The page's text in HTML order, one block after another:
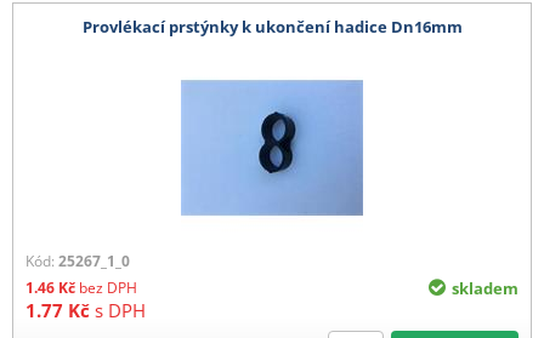
Provlékací prstýnky k ukončení hadice Dn16mm
Kód: 25267_1_0
1.46 Kč bez DPH
1.77 Kč s DPH
skladem